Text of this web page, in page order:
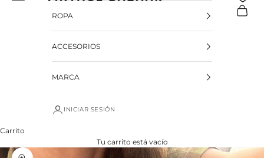
ROPA
ACCESORIOS
MARCA
INICIAR SESIÓN
Carrito
Tu carrito está vacío